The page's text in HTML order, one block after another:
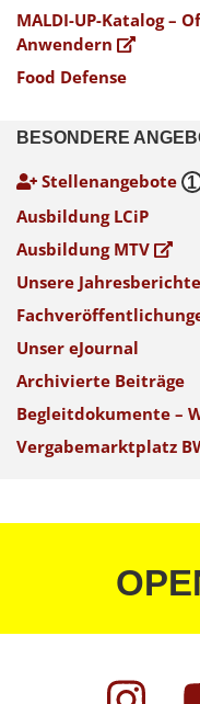
MALDI-UP-Katalog –
Anwendern
Food Defense
BESONDERE
Stellenangebote
Ausbildung LCiP
Ausbildung MTV
Unsere Jahresberichte
Unser eJournal
Archivierte Beiträge
Begleitdokumente –
Vergabemarktplatz